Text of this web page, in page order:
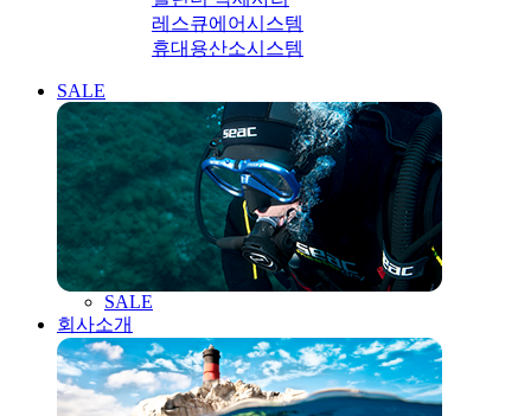
레스큐에어시스템
휴대용산소시스템
SALE
SALE
회사소개